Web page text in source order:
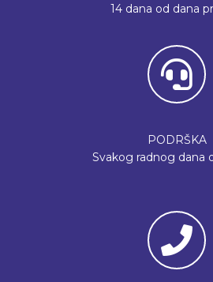
14 dana od dana
PODRŠKA
Svakog radnog dana